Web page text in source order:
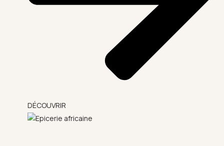
DÉCOUVRIR